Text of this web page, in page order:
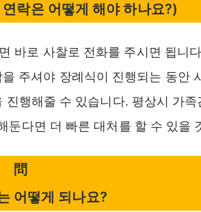
락은 어떻게 해야 하나요?)
바로 사찰로 전화를 주시면 됩니
주셔야 장례식이 진행되는 동안
행해줄 수 있습니다. 평상시 가족
다면 더 빠른 대처를 할 수 있을
問
어떻게 되나요?